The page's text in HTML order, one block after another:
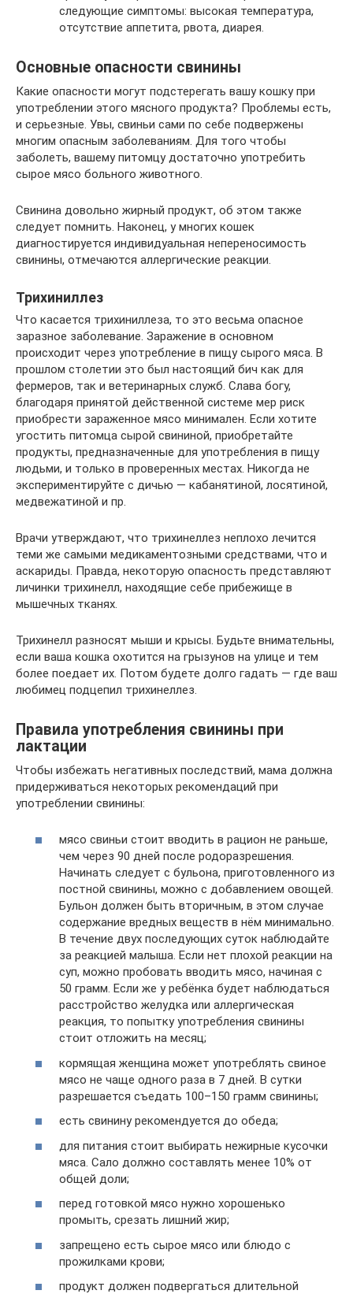
следующие симптомы: высокая температура,
отсутствие аппетита, рвота, диарея.
Основные опасности свинины
Какие опасности могут подстерегать вашу кошку при
употреблении этого мясного продукта? Проблемы есть,
и серьезные. Увы, свиньи сами по себе подвержены
многим опасным заболеваниям. Для того чтобы
заболеть, вашему питомцу достаточно употребить
сырое мясо больного животного.
Свинина довольно жирный продукт, об этом также
следует помнить. Наконец, у многих кошек
диагностируется индивидуальная непереносимость
свинины, отмечаются аллергические реакции.
Трихиниллез
Что касается трихиниллеза, то это весьма опасное
заразное заболевание. Заражение в основном
происходит через употребление в пищу сырого мяса. В
прошлом столетии это был настоящий бич как для
фермеров, так и ветеринарных служб. Слава богу,
благодаря принятой действенной системе мер риск
приобрести зараженное мясо минимален. Если хотите
угостить питомца сырой свининой, приобретайте
продукты, предназначенные для употребления в пищу
людьми, и только в проверенных местах. Никогда не
экспериментируйте с дичью — кабанятиной, лосятиной,
медвежатиной и пр.
Врачи утверждают, что трихинеллез неплохо лечится
теми же самыми медикаментозными средствами, что и
аскариды. Правда, некоторую опасность представляют
личинки трихинелл, находящие себе прибежище в
мышечных тканях.
Трихинелл разносят мыши и крысы. Будьте внимательны,
если ваша кошка охотится на грызунов на улице и тем
более поедает их. Потом будете долго гадать — где ваш
любимец подцепил трихинеллез.
Правила употребления свинины при
лактации
Чтобы избежать негативных последствий, мама должна
придерживаться некоторых рекомендаций при
употреблении свинины:
мясо свиньи стоит вводить в рацион не раньше,
чем через 90 дней после родоразрешения.
Начинать следует с бульона, приготовленного из
постной свинины, можно с добавлением овощей.
Бульон должен быть вторичным, в этом случае
содержание вредных веществ в нём минимально.
В течение двух последующих суток наблюдайте
за реакцией малыша. Если нет плохой реакции на
суп, можно пробовать вводить мясо, начиная с
50 грамм. Если же у ребёнка будет наблюдаться
расстройство желудка или аллергическая
реакция, то попытку употребления свинины
стоит отложить на месяц;
кормящая женщина может употреблять свиное
мясо не чаще одного раза в 7 дней. В сутки
разрешается съедать 100–150 грамм свинины;
есть свинину рекомендуется до обеда;
для питания стоит выбирать нежирные кусочки
мяса. Сало должно составлять менее 10% от
общей доли;
перед готовкой мясо нужно хорошенько
промыть, срезать лишний жир;
запрещено есть сырое мясо или блюдо с
прожилками крови;
продукт должен подвергаться длительной